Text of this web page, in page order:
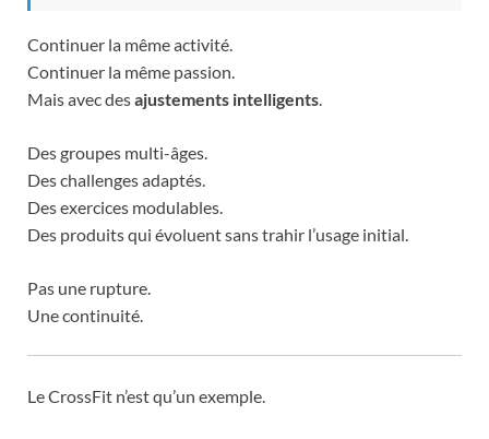
Continuer la même activité.
Continuer la même passion.
Mais avec desajustements intelligents
Des groupes multi-âges.
Des challenges adaptés.
Des exercices modulables.
Des produits qui évoluent sans trahir l’usage initial.
Pas une rupture.
Une continuité.
Le CrossFit n’est qu’un exemple.